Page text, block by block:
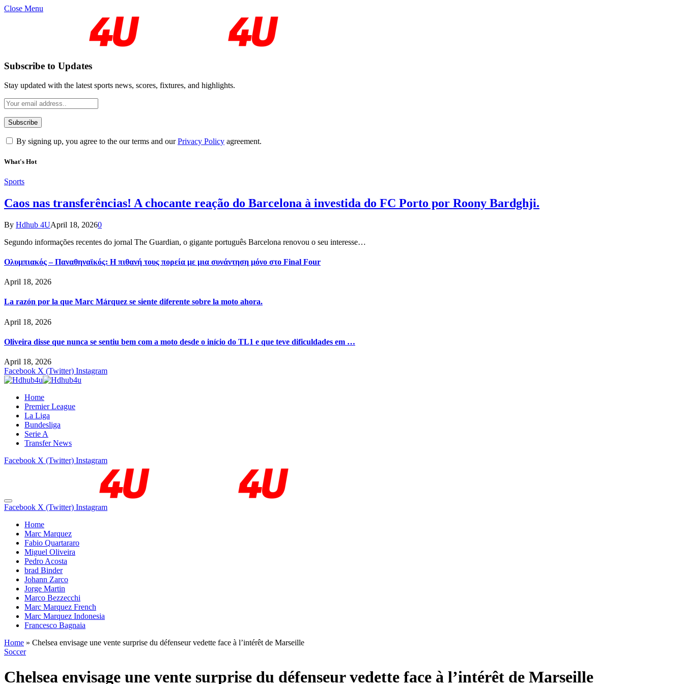
Close Menu
Subscribe to Updates
Stay updated with the latest sports news, scores, fixtures, and highlights.
By signing up, you agree to the our terms and ourPrivacy Policy agreement.
What's Hot
Sports
Caos nas transferências! A chocante reação do Barcelona à investida do FC Porto por Roony Bardghji.
By Hdhub 4UApril 18, 20260
Segundo informações recentes do jornal The Guardian, o gigante português Barcelona renovou o seu interesse…
Ολυμπιακός – Παναθηναϊκός: Η πιθανή τους πορεία με μια συνάντηση μόνο στο Final Four
April 18, 2026
La razón por la que Marc Márquez se siente diferente sobre la moto ahora.
April 18, 2026
Oliveira disse que nunca se sentiu bem com a moto desde o início do TL1 e que teve dificuldades em …
April 18, 2026
Facebook X (Twitter) Instagram
Home
Premier League
La Liga
Bundesliga
Serie A
Transfer News
Facebook X (Twitter) Instagram
Facebook X (Twitter) Instagram
Home
Marc Marquez
Fabio Quartararo
Miguel Oliveira
Pedro Acosta
brad Binder
Johann Zarco
Jorge Martin
Marco Bezzecchi
Marc Marquez French
Marc Marquez Indonesia
Francesco Bagnaia
Home » Chelsea envisage une vente surprise du défenseur vedette face à l’intérêt de Marseille
Soccer
Chelsea envisage une vente surprise du défenseur vedette face à l’intérêt de Marseille